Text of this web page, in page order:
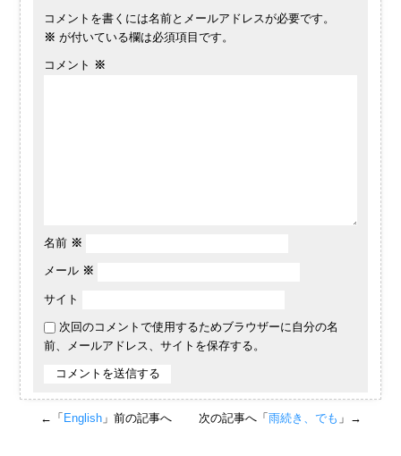
コメントを書くには名前とメールアドレスが必要です。
※ が付いている欄は必須項目です。
コメント ※
名前 ※
メール ※
サイト
次回のコメントで使用するためブラウザーに自分の名
前、メールアドレス、サイトを保存する。
←「English」前の記事へ 次の記事へ「雨続き、でも 」→